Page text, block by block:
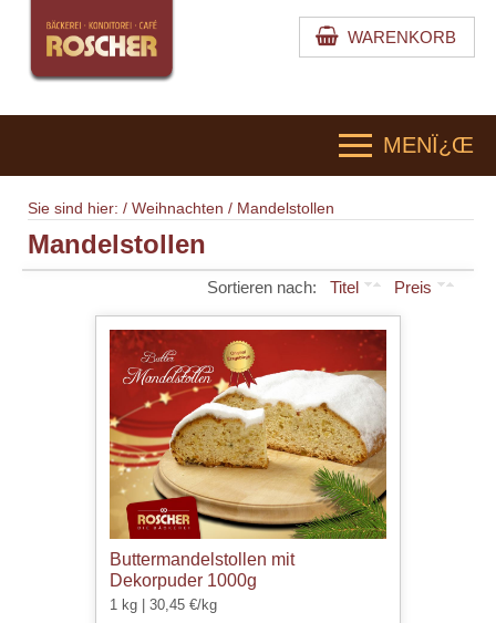
WARENKORB
MENÏ¿Œ
Sie sind hier: / Weihnachten / Mandelstollen
Mandelstollen
Sortieren nach: Titel Preis
Buttermandelstollen mit
Dekorpuder 1000g
1 kg | 30,45 €/kg